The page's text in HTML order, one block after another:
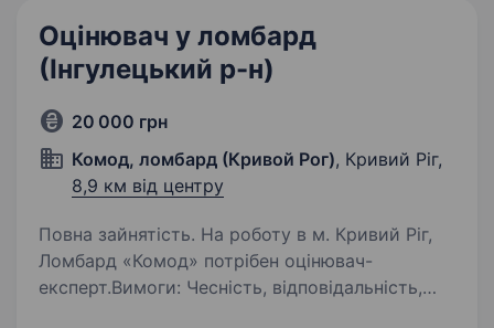
Оцінювач у ломбард
(Інгулецький р-н)
20 000 грн
Комод, ломбард (Кривой Рог), Кривий Ріг,
8,9 км від центру
Повна зайнятість. На роботу в м. Кривий Ріг,
Ломбард «Комод» потрібен оцінювач-
експерт.Вимоги: Чесність, відповідальність,